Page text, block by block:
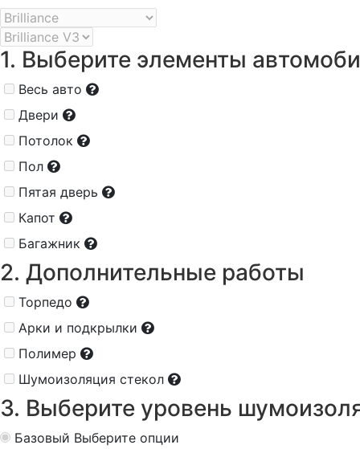
1. Выберите элементы
Весь авто
Двери
Потолок
Пол
Пятая дверь
Капот
Багажник
2. Дополнительные работы
Торпедо
Арки и подкрылки
Полимер
Шумоизоляция стекол
3. Выберите уровень
Базовый Выберите опции